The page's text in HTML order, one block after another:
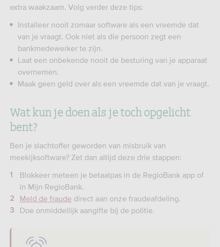
extra waakzaam. Volg verder deze tips:
Installeer nooit zomaar software als een vreemde dat
van je vraagt. Ook niet als die persoon zegt een
bankmedewerker te zijn.
Laat een onbekende nooit de besturing van je apparaat
overnemen.
Maak geen geld over als een vreemde dat van je vraagt.
Wat kun je doen als je toch opgelicht
bent?
Ben je slachtoffer geworden van misbruik van
meekijksoftware? Zet dan altijd deze drie stappen:
Blokkeer meteen je betaalpas in de RegioBank app of
in Mijn RegioBank.
Meld de fraude direct aan onze fraudeafdeling.
Doe onmiddellijk aangifte bij de politie.